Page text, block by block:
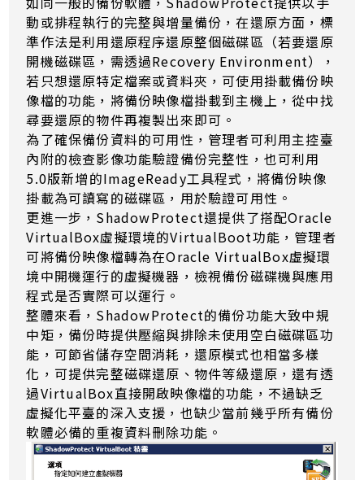
動或排程執行的完整與增量備份，在還原方面，標
準作法是利用還原程序還原整個磁碟區（若要還原
開機磁碟區，需透過Recovery Environment），
若只想還原特定檔案或資料夾，可使用掛載備份映
像檔的功能，將備份映像檔掛載到主機上，從中找
尋要還原的物件再複製出來即可。
為了確保備份資料的可用性，管理者可利用主控臺
內附的檢查影像功能驗證備份完整性，也可利用
5.0版新增的ImageReady工具程式，將備份映像
掛載為可讀寫的磁碟區，用於驗證可用性。
更進一步，ShadowProtect還提供了搭配Oracle
VirtualBox虛擬環境的VirtualBoot功能，管理者
可將備份映像檔轉為在Oracle VirtualBox虛擬環
境中開機運行的虛擬機器，檢視備份磁碟機與應用
程式是否實際可以運行。
整體來看，ShadowProtect的備份功能大致中規
中矩，備份時提供壓縮與排除未使用空白磁碟區功
能，可節省儲存空間消耗，還原模式也相當多樣
化，可提供完整磁碟還原、物件等級還原，還有透
過VirtualBox直接開啟映像檔的功能，不過缺乏
虛擬化平臺的深入支援，也缺少當前幾乎所有備份
軟體必備的重複資料刪除功能。